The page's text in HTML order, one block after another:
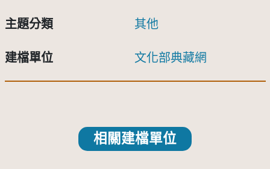
主題分類 其他
建檔單位 文化部典藏網
相關建檔單位